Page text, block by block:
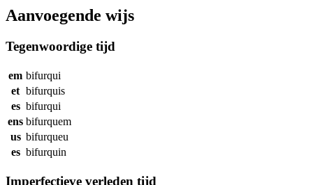
Aanvoegende wijs
Tegenwoordige tijd
em bifurqui
et bifurquis
es bifurqui
ens bifurquem
us bifurqueu
es bifurquin
Imperfectieve verleden tijd